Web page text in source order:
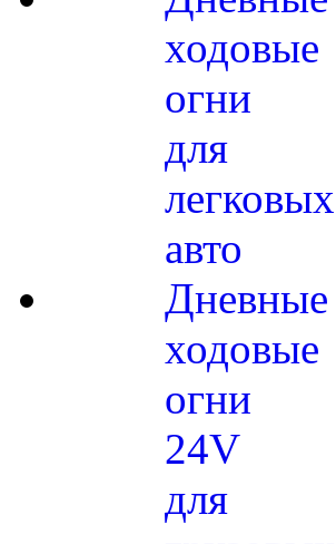
ходовые
огни
для
легковых
авто
Дневные
ходовые
огни
24V
для